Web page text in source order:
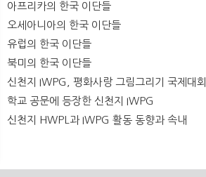
아프리카의 한국 이단들
오세아니아의 한국 이단들
유럽의 한국 이단들
북미의 한국 이단들
신천지 IWPG, 평화사랑 그림그리기 국제대
학교 공문에 등장한 신천지 IWPG
신천지 HWPL과 IWPG 활동 동향과 속내